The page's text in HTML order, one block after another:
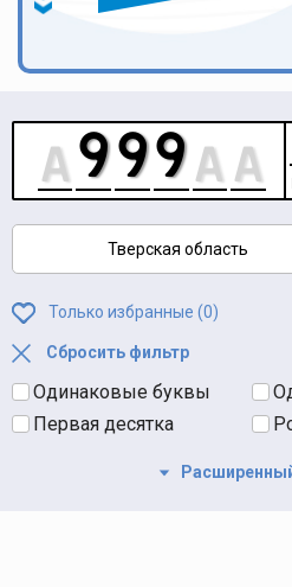
Тверская область
Только избранные (0)
Сбросить фильтр
Одинаковые буквы
Первая десятка